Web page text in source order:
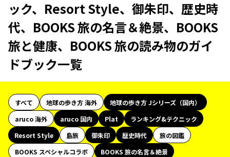
ック、Resort Style、御朱印、歴史時
代、BOOKS 旅の名言＆絶景、BOOKS
旅と健康、BOOKS 旅の読み物のガイ
ドブック一覧
すべて 地球の歩き方 海外
地球の歩き方 Jシリーズ（国内）
aruco 海外
aruco 国内 Plat
ランキング&テクニック
Resort Style
島旅 御朱印 歴史時代
旅の図鑑
BOOKS スペシャルコラボ
BOOKS 旅の名言＆絶景